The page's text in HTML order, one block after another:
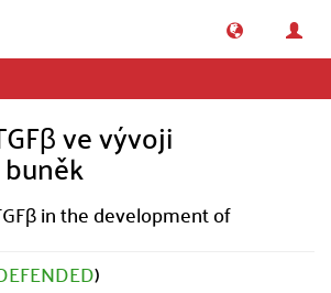
ve vývoji
in the development of
)